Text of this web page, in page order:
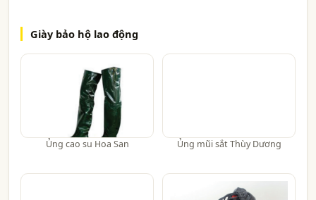
Giày bảo hộ lao động
Ủng cao su Hoa San Ủng mũi sắt Thùy Dương